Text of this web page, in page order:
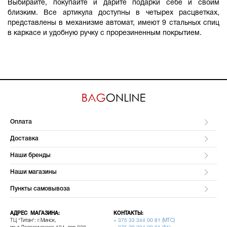
Выбирайте, покупайте и дарите подарки себе и своим
близким. Все артикула доступны в четырех расцветках,
представлены в механизме автомат, имеют 9 стальных спиц
в каркасе и удобную ручку с прорезиненным покрытием.
Оплата
Доставка
Наши бренды
Наши магазины
Пункты самовывоза
АДРЕС МАГАЗИНА:
ТЦ "Титан": г.Минск,
КОНТАКТЫ:
+ 375 33 344 00 81 (МТС)